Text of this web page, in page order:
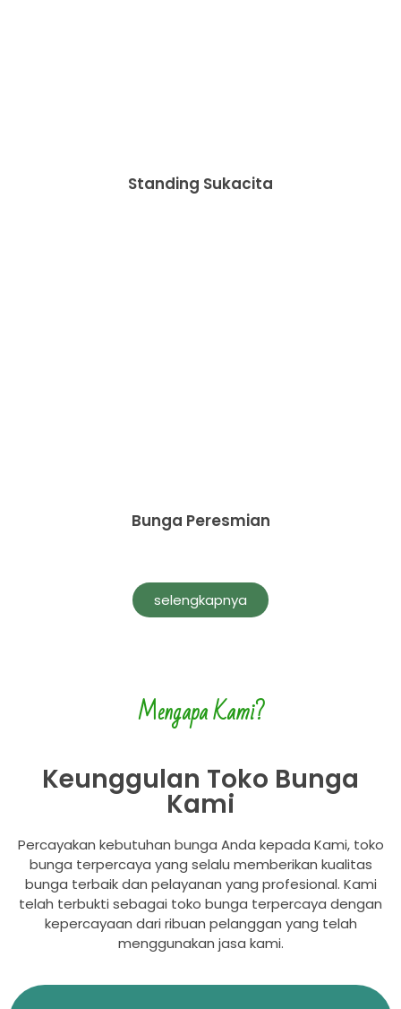
Standing Sukacita
Bunga Peresmian
selengkapnya
Mengapa Kami?
Keunggulan Toko Bunga
Kami
Percayakan kebutuhan bunga Anda kepada Kami, toko
bunga terpercaya yang selalu memberikan kualitas
bunga terbaik dan pelayanan yang profesional. Kami
telah terbukti sebagai toko bunga terpercaya dengan
kepercayaan dari ribuan pelanggan yang telah
menggunakan jasa kami.